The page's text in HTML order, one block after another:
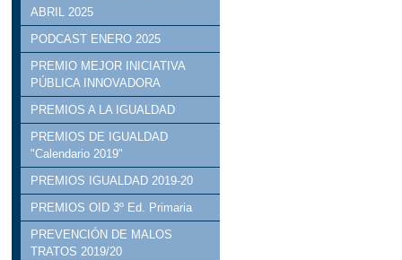
ABRIL 2025
PODCAST ENERO 2025
PREMIO MEJOR INICIATIVA
PÚBLICA INNOVADORA
PREMIOS A LA IGUALDAD
PREMIOS DE IGUALDAD
"Calendario 2019"
PREMIOS IGUALDAD 2019-20
PREMIOS OID 3º Ed. Primaria
PREVENCIÓN DE MALOS
TRATOS 2019/20